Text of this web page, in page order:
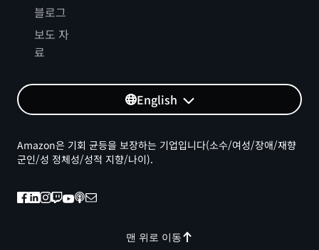
블로그
보도 자
료
English
맨 위로 이동
Amazon은 기회 균등을 보장하는 기업입니다(소수/여성/장애/재향
군인/성 정체성/성적 지향/나이).